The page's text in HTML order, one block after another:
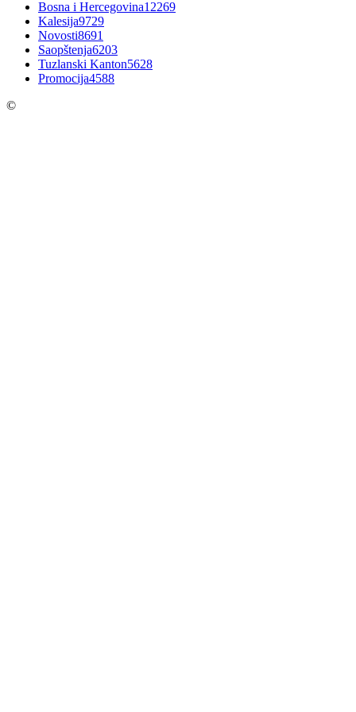
Bosna i Hercegovina12269
Kalesija9729
Novosti8691
Saopštenja6203
Tuzlanski Kanton5628
Promocija4588
©